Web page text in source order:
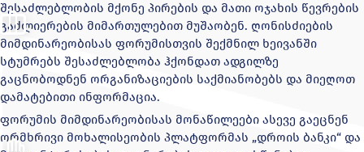
შესაძლებლობის მქონე პირების და მათი ოჯახის წევრების
გაძლიერების მიმართულებით მუშაობენ. ღონისძიების
მიმდინარეობისას ფორუმისთვის შექმნილ ხეივანში
სტუმრებს შესაძლებლობა ჰქონდათ ადგილზე
გაცნობოდნენ ორგანიზაციების საქმიანობებს და მიეღოთ
დამატებითი ინფორმაცია.
ფორუმის მიმდინარეობისას მონაწილეები ასევე გაეცნენ
ორმხრივი მოხალისეობის პლატფორმას „დროის ბანკი“ და